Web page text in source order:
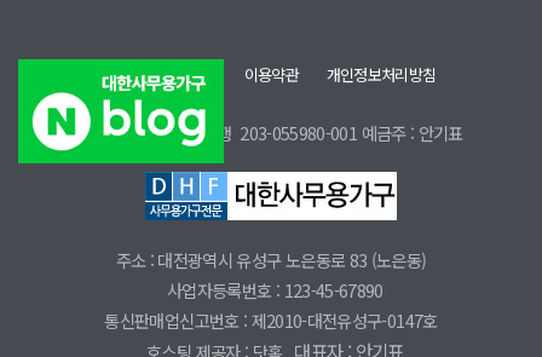
홈으로 회사소개 이용약관 개인정보처리방침
BANK INFO 우리은행 203-055980-001 예금주 : 안기표
주소: 대전광역시 유성구 노은동로 83 (노은동)
사업자등록번호 : 123-45-67890
통신판매업신고번호 : 제2010-대전유성구-0147호
호스팅 제공자: 닷홈